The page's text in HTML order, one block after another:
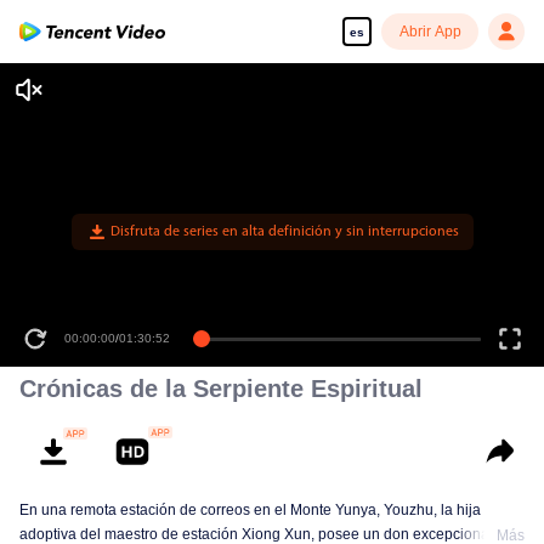
es Abrir App
Disfruta de series en alta definición y sin interrupciones
00:00:00/01:30:52
Crónicas de la Serpiente Espiritual
En una remota estación de correos en el Monte Yunya, Youzhu, la hija
adoptiva del maestro de estación Xiong Xun, posee un don excepcional
Más